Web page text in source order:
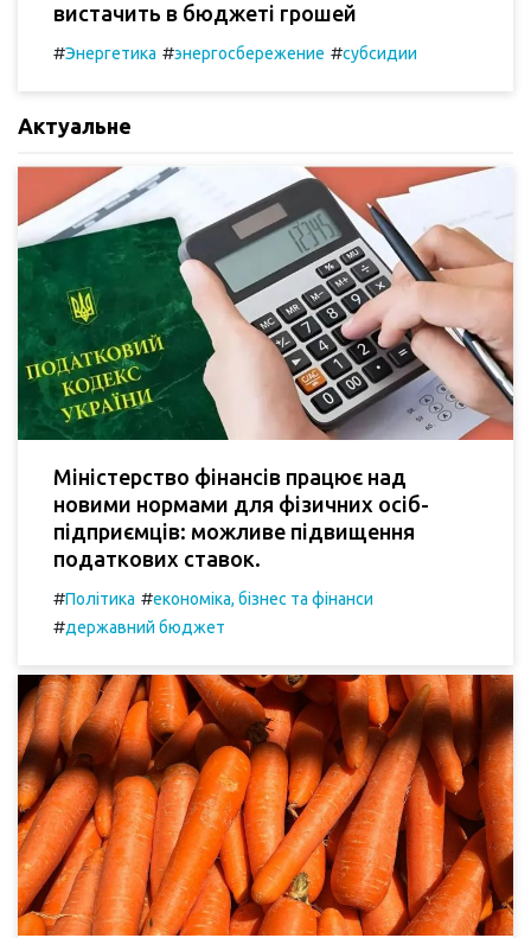
вистачить в бюджеті грошей
#Энергетика #энергосбережение #субсидии
Актуальне
Міністерство фінансів працює над
новими нормами для фізичних осіб-
підприємців: можливе підвищення
податкових ставок.
#Політика #економіка, бізнес та фінанси
#державний бюджет